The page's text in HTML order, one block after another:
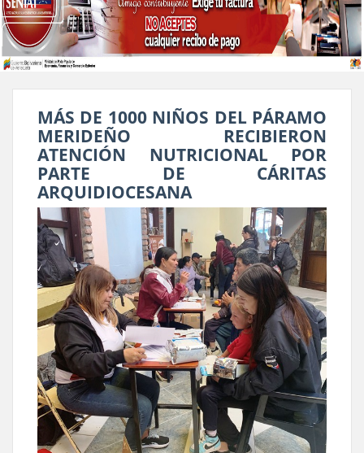
MÁS DE 1000 NIÑOS DEL PÁRAMO
MERIDEÑO RECIBIERON
ATENCIÓN NUTRICIONAL POR
PARTE DE CÁRITAS
ARQUIDIOCESANA